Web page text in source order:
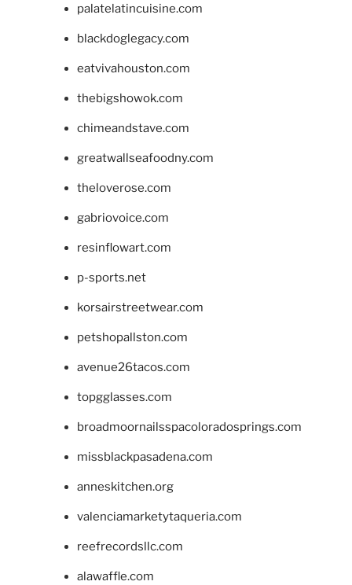
palatelatincuisine.com
blackdoglegacy.com
eatvivahouston.com
thebigshowok.com
chimeandstave.com
greatwallseafoodny.com
theloverose.com
gabriovoice.com
resinflowart.com
p-sports.net
korsairstreetwear.com
petshopallston.com
avenue26tacos.com
topgglasses.com
broadmoornailsspacoloradosprings.com
missblackpasadena.com
anneskitchen.org
valenciamarketytaqueria.com
reefrecordsllc.com
alawaffle.com